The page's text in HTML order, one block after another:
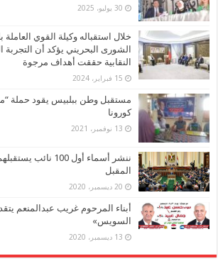
30 يوليو، 2025
خلال استقباله وكيلة القوي
الشورى البحريني يؤكد أن التجربة
النقابية حققت أهداف مرجوة
15 فبراير، 2024
مستقبل وطن ببلبيس يقود حملة
كورونا
13 نوفمبر، 2021
ننشر أسماء أول 100
المقبل
20 ديسمبر، 2020
أبناء المرحوم غريب عبدالمنعم
السويس»
13 ديسمبر، 2020